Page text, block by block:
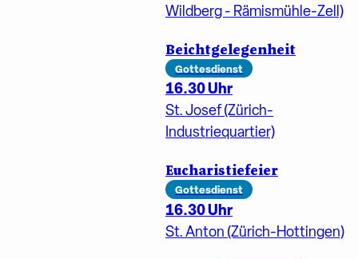
Wildberg - Rämismühle-Zell)
Beichtgelegenheit
Gottesdienst
16.30 Uhr
St. Josef (Zürich-
Industriequartier)
Eucharistiefeier
Gottesdienst
16.30 Uhr
St. Anton (Zürich-Hottingen)